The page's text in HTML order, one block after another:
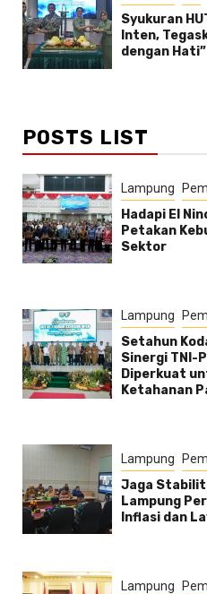
Syukuran
Inten,
dengan Hati”
POSTS LIST
Lampung
Hadapi El
Petakan
Sektor
Lampung
Setahun
Sinergi TNI-
Diperkuat
Ketahanan
Lampung
Jaga
Lampung
Inflasi dan
Lampung